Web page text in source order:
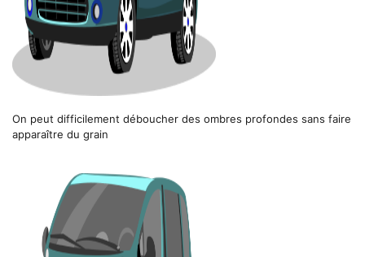
On peut difficilement déboucher des ombres profondes sans faire
apparaître du grain